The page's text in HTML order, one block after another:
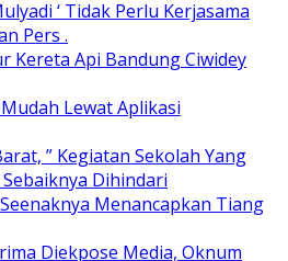
‘ Tidak Perlu Kerjasama
Pers .
Kereta Api Bandung Ciwidey
Lewat Aplikasi
” Kegiatan Sekolah Yang
Dihindari
Menancapkan Tiang
Diekpose Media, Oknum